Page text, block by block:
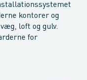
kontorer og
loft og gulv.
for